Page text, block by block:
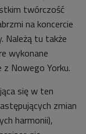
twórczość
na koncercie
Należą tu także
wykonane
Nowego Yorku.
się w ten
zmian
harmonii),